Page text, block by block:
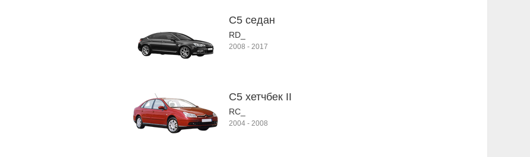
C5 седан
RD_
2008 - 2017
C5 хетчбек II
RC_
2004- 2008